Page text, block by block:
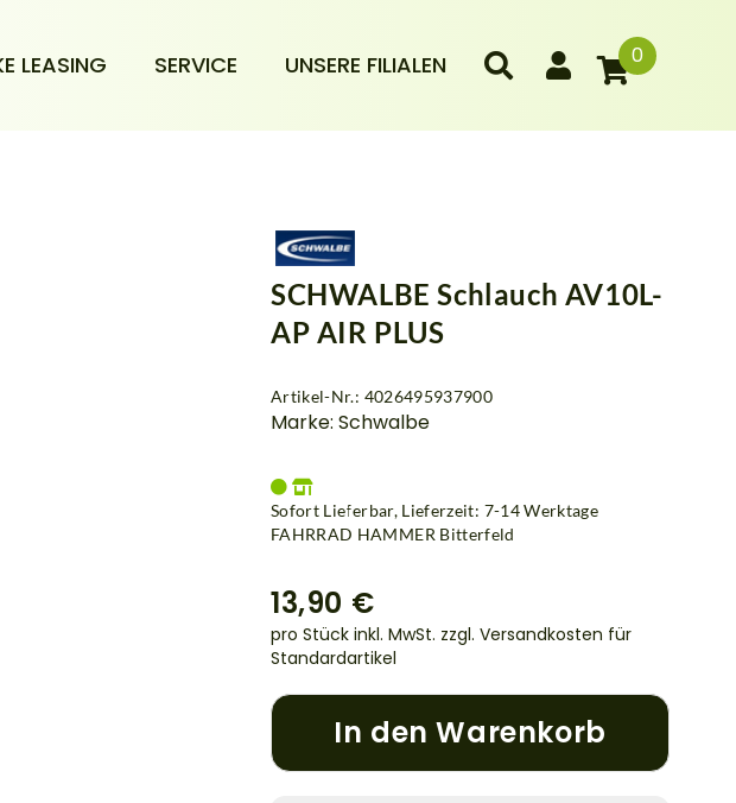
LEASING SERVICE UNSERE FILIALEN 0
SCHWALBE Schlauch AV10L-
AP AIR PLUS
Artikel-Nr.: 4026495937900
Marke: Schwalbe
Sofort Lieferbar, Lieferzeit: 7-14 Werktage
FAHRRAD HAMMER Bitterfeld
13,90 €
pro Stück inkl. MwSt. zzgl. Versandkosten für
Standardartikel
In den Warenkorb